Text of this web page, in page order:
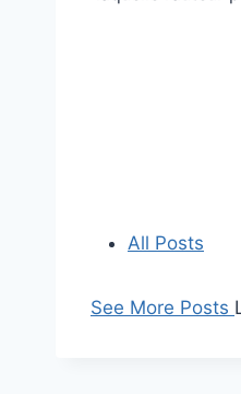
All Posts
See More Posts